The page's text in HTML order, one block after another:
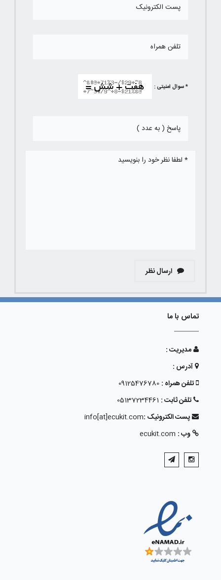
* سوال امنیتی :
ارسال نظر
تماس با ما
مدیریت :
آدرس :
تلفن همراه : 09125476780
تلفن ثابت : 05137234461
پست الکترونیک :info[at]ecukit.com
وب : ecukit.com